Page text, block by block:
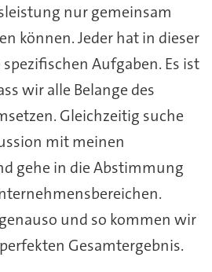
nur gemeinsam
können. Jeder hat in dieser
Aufgaben. Es ist
wir alle Belange des
Gleichzeitig suche
mit meinen
gehe in die Abstimmung
und so kommen wir
Gesamtergebnis.